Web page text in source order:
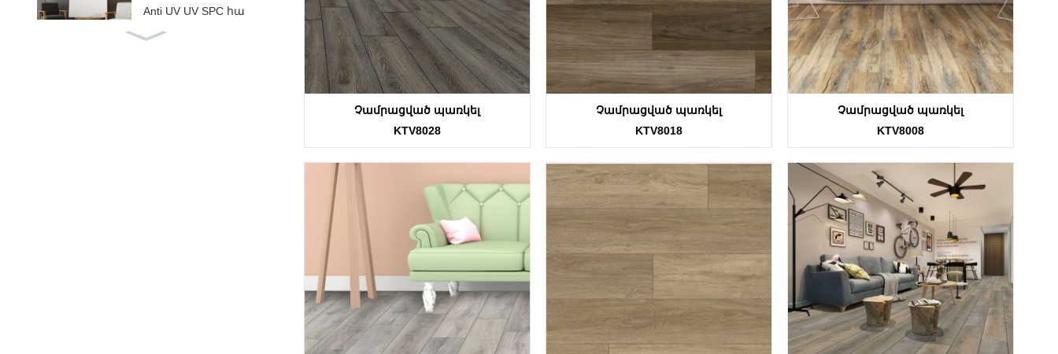
Anti UV UV SPC հա
տակի հատակ ...
Չամրացված պառկել
KTV8028
Չամրացված պառկել
KTV8018
Չամրացված պառկել
KTV8008